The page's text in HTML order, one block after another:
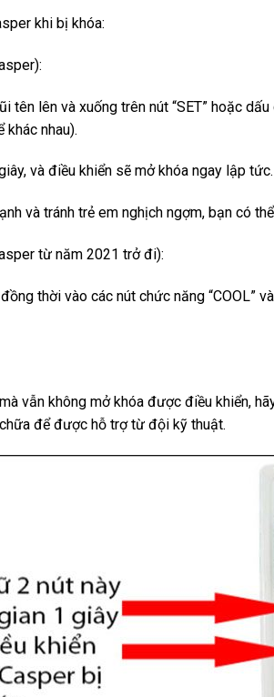
khi bị khóa:
tên lên và xuống trên nút “SET” hoặc
khác nhau).
và điều khiển sẽ mở khóa ngay lập tức.
và tránh trẻ em nghịch ngợm, bạn có
từ năm 2021 trở đi):
thời vào các nút chức năng “COOL”
vẫn không mở khóa được điều khiển,
để được hỗ trợ từ đội kỹ thuật.